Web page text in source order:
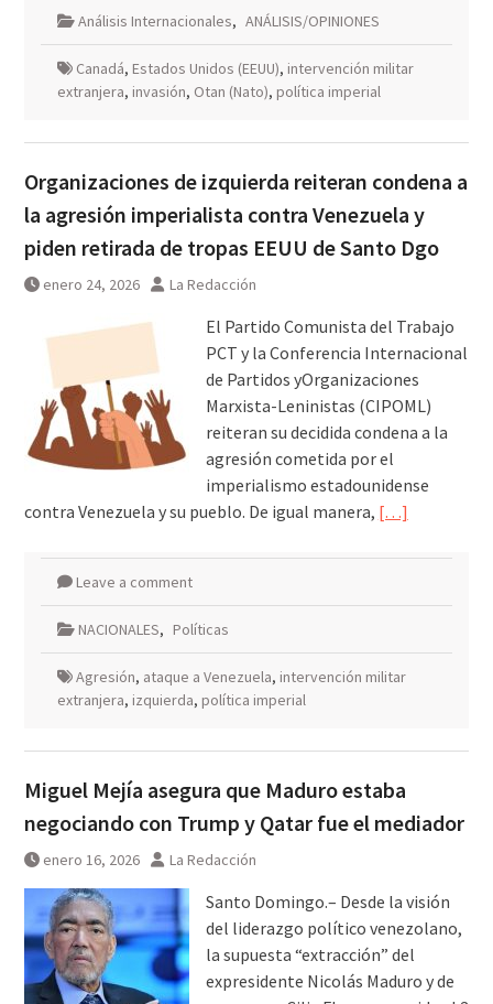
Análisis Internacionales, ANÁLISIS/OPINIONES
Canadá, Estados Unidos (EEUU), intervención militar
extranjera, invasión, Otan (Nato), política imperial
Organizaciones de izquierda reiteran condena a
la agresión imperialista contra Venezuela y
piden retirada de tropas EEUU de Santo Dgo
enero 24, 2026 La Redacción
El Partido Comunista del Trabajo
PCT y la Conferencia Internacional
de Partidos yOrganizaciones
Marxista-Leninistas (CIPOML)
reiteran su decidida condena a la
agresión cometida por el
imperialismo estadounidense
contra Venezuela y su pueblo. De igual manera, […]
Leave a comment
NACIONALES, Políticas
Agresión, ataque a Venezuela, intervención militar
extranjera, izquierda, política imperial
Miguel Mejía asegura que Maduro estaba
negociando con Trump y Qatar fue el mediador
enero 16, 2026 La Redacción
Santo Domingo.– Desde la visión
del liderazgo político venezolano,
la supuesta “extracción” del
expresidente Nicolás Maduro y de